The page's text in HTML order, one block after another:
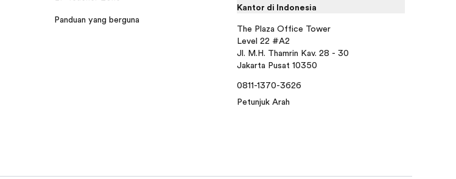
Panduan yang berguna
Kantor di Indonesia
The Plaza Office Tower
Level 22 #A2
Jl. M.H. Thamrin Kav. 28 - 30
Jakarta Pusat 10350
0811-1370-3626
Petunjuk Arah